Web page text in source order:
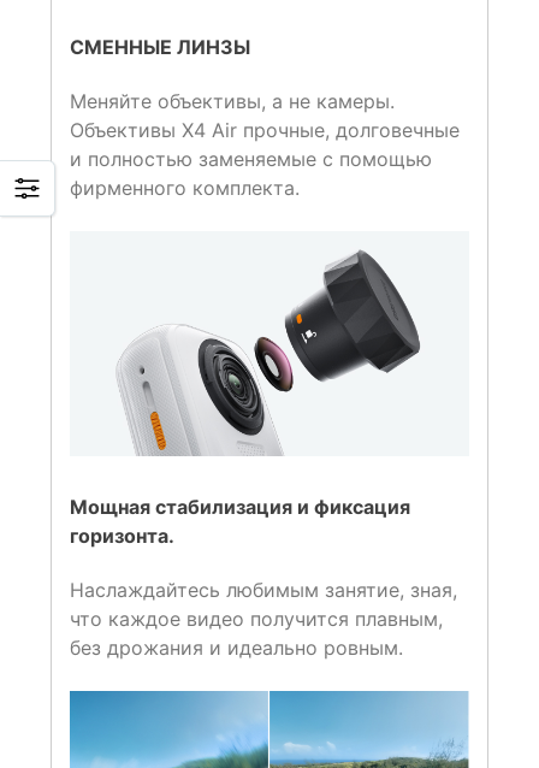
СМЕННЫЕ ЛИНЗЫ
Меняйте объективы, а не камеры.
Объективы X4 Air прочные, долговечные
и полностью заменяемые с помощью
фирменного комплекта.
Мощная стабилизация и фиксация
горизонта.
Наслаждайтесь любимым занятие, зная,
что каждое видео получится плавным,
без дрожания и идеально ровным.